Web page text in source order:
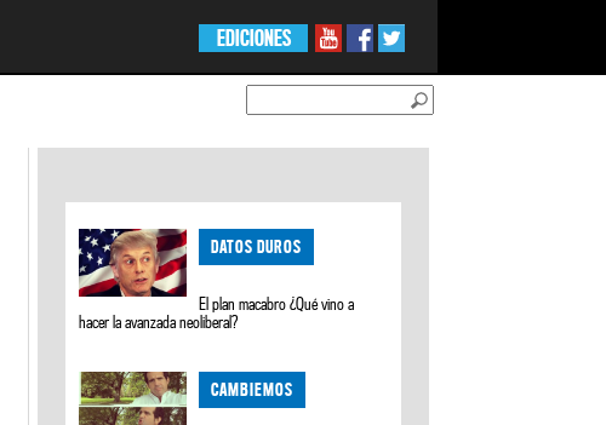
EDICIONES
DATOS DUROS
El plan macabro ¿Qué vino a
hacer la avanzada neoliberal?
CAMBIEMOS